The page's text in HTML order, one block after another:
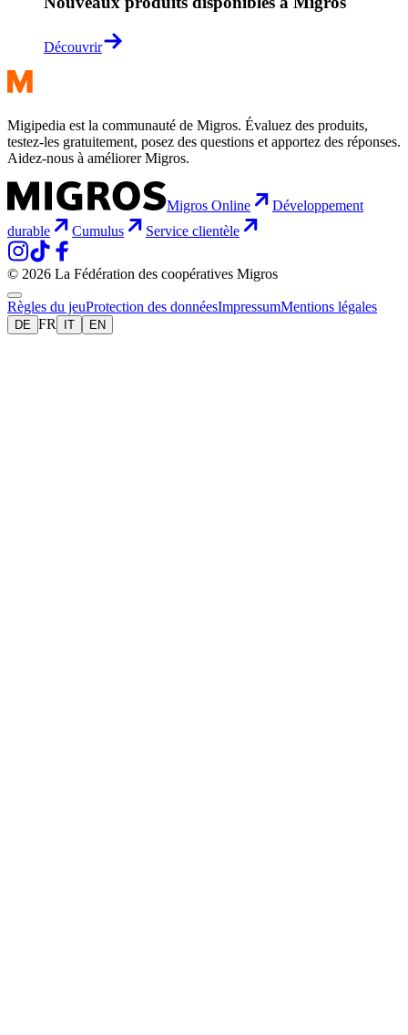
Découvrir
Migipedia est la communauté de Migros. Évaluez des produits,
testez-les gratuitement, posez des questions et apportez des réponses.
Aidez-nous à améliorer Migros.
Migros Online
Développement
durable
Cumulus Service clientèle
© 2026 La Fédération des coopératives Migros
Règles du jeuProtection des donnéesImpressumMentions légales
DE FR IT EN